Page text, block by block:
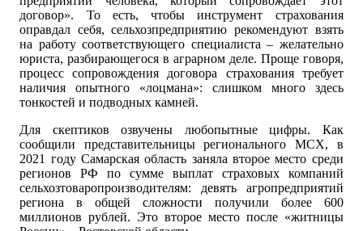
договор». То есть, чтобы инструмент страхования
оправдал себя, сельхозпредприятию рекомендуют взять
на работу соответствующего специалиста – желательно
юриста, разбирающегося в аграрном деле. Проще говоря,
процесс сопровождения договора страхования требует
наличия опытного «лоцмана»: слишком много здесь
тонкостей и подводных камней.
Для скептиков озвучены любопытные цифры. Как
сообщили представительницы регионального МСХ, в
2021 году Самарская область заняла второе место среди
регионов РФ по сумме выплат страховых компаний
сельхозтоваропроизводителям: девять агропредприятий
региона в общей сложности получили более 600
миллионов рублей. Это второе место после «житницы